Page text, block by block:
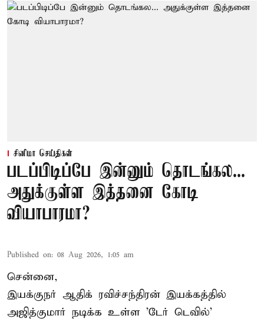
சினிமா செய்திகள்
படப்பிடிப்பே இன்னும் தொடங்கல...
அதுக்குள்ள இத்தனை கோடி
வியாபாரமா?
Published on: 08 Aug 2026, 1:05 am
சென்னை,
இயக்குநர் ஆதிக் ரவிச்சந்திரன் இயக்கத்தில்
அஜித்குமார் நடிக்க உள்ள 'டேர் டெவில்'